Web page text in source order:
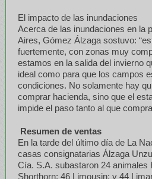
El impacto de las inundaciones
Acerca de las inundaciones en la
Aires, Gómez Álzaga sostuvo:
fuertemente, con zonas muy
estamos en la salida del invierno
ideal como para que los campos
condiciones. No solamente hay
comprar hacienda, sino que el
impide el paso tanto al que
Resumen de ventas
En la tarde del último día de La
casas consignatarias Álzaga
Cía. S.A. subastaron 24 animales
Shorthorn; 46 Limousin; y 44